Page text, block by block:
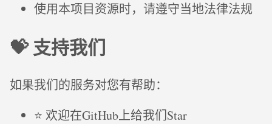
使用本项目资源时，请遵守当地法律法规
💝 支持我们
如果我们的服务对您有帮助：
⭐ 欢迎在GitHub上给我们Star